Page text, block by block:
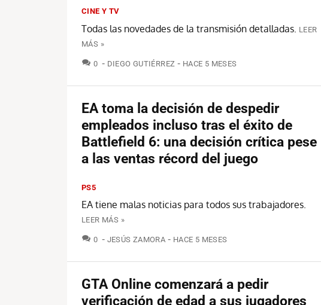
CINE Y TV
Todas las novedades de la transmisión detalladas. LEER
MÁS »
0 COMENTARIOS
DIEGO GUTIÉRREZ HACE 5 MESES
EA toma la decisión de despedir
empleados incluso tras el éxito de
Battlefield 6: una decisión crítica pese
a las ventas récord del juego
PS5
EA tiene malas noticias para todos sus trabajadores.
LEER MÁS »
0 COMENTARIOS
JESÚS ZAMORA HACE 5 MESES
GTA Online comenzará a pedir
verificación de edad a sus jugadores